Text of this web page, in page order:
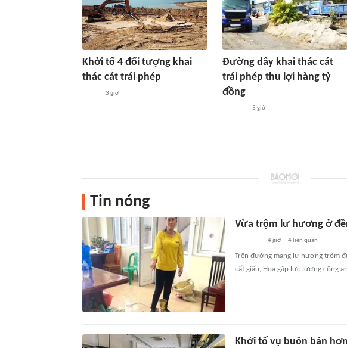
Khởi tố 4 đối tượng khai
thác cát trái phép
3 giờ
Đường dây khai thác cát
trái phép thu lợi hàng tỷ
đồng
5 giờ
Tin nóng
Vừa trộm lư hương ở
4 giờ 4liên quan
Trên đường mang lư hương trộm
cất giấu, Hoa gặp lực lượng công
Khởi tố vụ buôn bán